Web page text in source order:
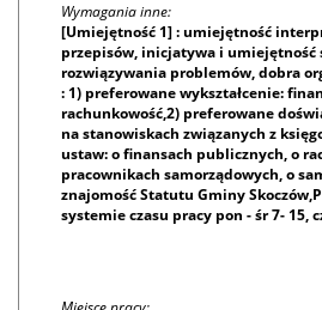
Wymagania inne:
[Umiejętność 1] : umiejętność
przepisów, inicjatywa i umiejętność
rozwiązywania problemów, dobra
: 1) preferowane wykształcenie:
rachunkowość,2) preferowane
na stanowiskach związanych z
ustaw: o finansach publicznych, o
pracownikach samorządowych, o
znajomość Statutu Gminy
systemie czasu pracy pon - śr 7- 15,